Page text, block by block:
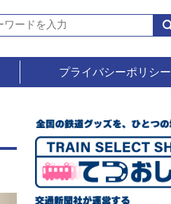
プライバシーポリシー